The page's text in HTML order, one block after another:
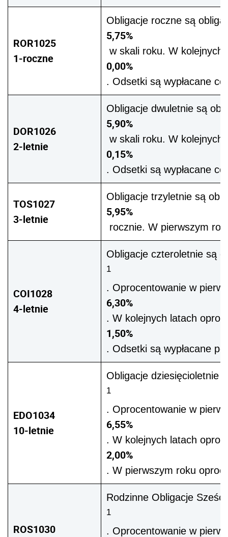
ROR1025
1-roczne
Obligacje roczne są
5,75%
w skali roku. W kolejnych
0,00%
. Odsetki są wypłacane
DOR1026
2-letnie
Obligacje dwuletnie są
5,90%
w skali roku. W kolejnych
0,15%
. Odsetki są wypłacane
TOS1027
3-letnie
Obligacje trzyletnie są
5,95%
rocznie. W pierwszym
COI1028
4-letnie
Obligacje czteroletnie są
1
. Oprocentowanie w
6,30%
. W kolejnych latach
1,50%
. Odsetki są wypłacane
EDO1034
10-letnie
Obligacje dziesięcioletnie
1
. Oprocentowanie w
6,55%
. W kolejnych latach
2,00%
. W pierwszym roku
ROS1030
Rodzinne Obligacje
1
. Oprocentowanie w